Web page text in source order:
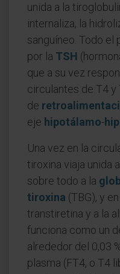
unida a la
internaliza, la
sanguíneo. Todo
por la TSH
que a su vez
circulantes de T4
de
eje hipotálamo-
Una vez en la
tiroxina viaja unida
sobre todo a la
tiroxina (TBG), y
transtiretina y a la
funciona como un
alrededor del 0,03
plasma (FT4, o T4